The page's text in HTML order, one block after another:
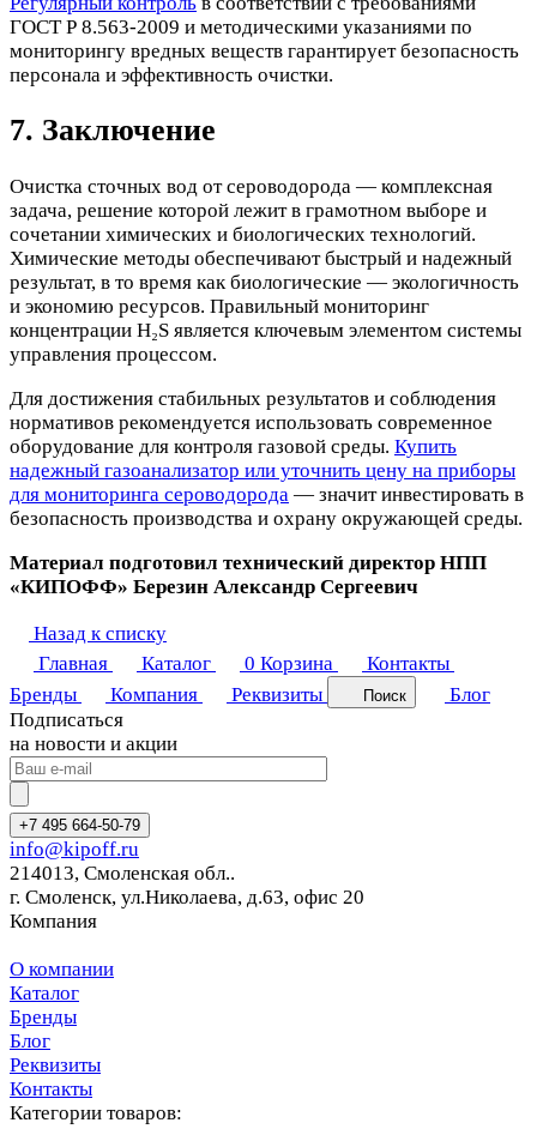
ГОСТ Р 8.563-2009 и методическими указаниями по
мониторингу вредных веществ гарантирует безопасность
персонала и эффективность очистки.
7. Заключение
Очистка сточных вод от сероводорода — комплексная
задача, решение которой лежит в грамотном выборе и
сочетании химических и биологических технологий.
Химические методы обеспечивают быстрый и надежный
результат, в то время как биологические — экологичность
и экономию ресурсов. Правильный мониторинг
концентрации H₂S является ключевым элементом системы
управления процессом.
Для достижения стабильных результатов и соблюдения
нормативов рекомендуется использовать современное
оборудование для контроля газовой среды. Купить
надежный газоанализатор или уточнить цену на приборы
для мониторинга сероводорода — значит инвестировать в
безопасность производства и охрану окружающей среды.
Материал подготовил технический директор НПП
«КИПОФФ» Березин Александр Сергеевич
Назад к списку
Главная
Каталог 0 Корзина
Контакты
Бренды
Компания Реквизиты Поиск
Блог
Подписаться
на новости и акции
+7 495 664-50-79
info@kipoff.ru
214013, Смоленская обл..
г. Смоленск, ул.Николаева, д.63, офис 20
Компания
О компании
Каталог
Бренды
Блог
Реквизиты
Контакты
Категории товаров: